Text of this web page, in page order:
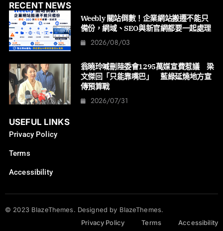
RECENT NEWS
Weebly 關站倒數！企業網站搬遷不能只
備份，網域、SEO與新官網都要一起處理
2026/08/03
翁曉玲喊刪陸委會1295萬媒宣費惹議 梁
文傑回「只能靠嘴巴」 藍綠延燒地方宣
傳預算戰
2026/07/31
USEFUL LINKS
Privacy Policy
Terms
Accessibility
© 2023 BlazeThemes. Designed by BlazeThemes.
Privacy Policy
Terms Accessibility